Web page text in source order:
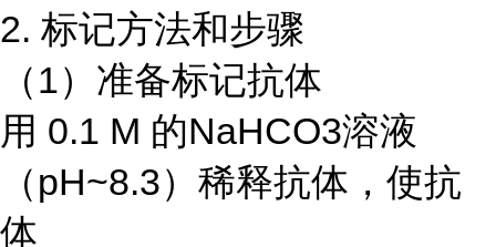
2. 标记方法和步骤
（1）准备标记抗体
用 0.1 M 的NaHCO3溶液
（pH~8.3）稀释抗体，使抗
体